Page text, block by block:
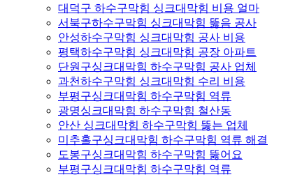
대덕구 하수구막힘 싱크대막힘 비용 얼마
서북구하수구막힘 싱크대막힘 뚫음 공사
안성하수구막힘 싱크대막힘 공사 비용
평택하수구막힘 싱크대막힘 공장 아파트
단원구싱크대막힘 하수구막힘 공사 업체
과천하수구막힘 싱크대막힘 수리 비용
부평구싱크대막힘 하수구막힘 역류
광명싱크대막힘 하수구막힘 철산동
안산 싱크대막힘 하수구막힘 뚫는 업체
미추홀구싱크대막힘 하수구막힘 역류 해결
도봉구싱크대막힘 하수구막힘 뚫어요
부평구싱크대막힘 하수구막힘 역류